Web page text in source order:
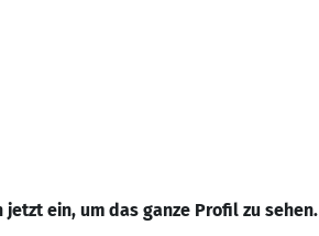
jetzt ein, um das ganze Profil zu sehen.